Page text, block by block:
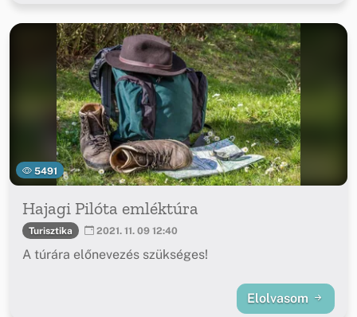
5491
Hajagi Pilóta emléktúra
Turisztika 2021. 11. 09 12:40
A túrára előnevezés szükséges!
Elolvasom